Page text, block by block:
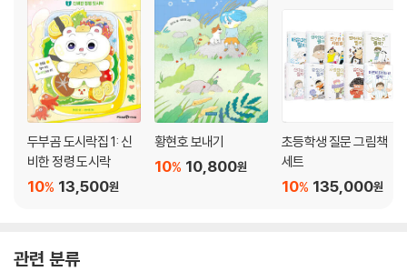
두부곰 도시락집 1: 신
비한 정령 도시락
13,500원
10%
황현호 보내기
10,800원
10%
초등학생 질문 그림책
세트
135,000원
10%
관련 분류